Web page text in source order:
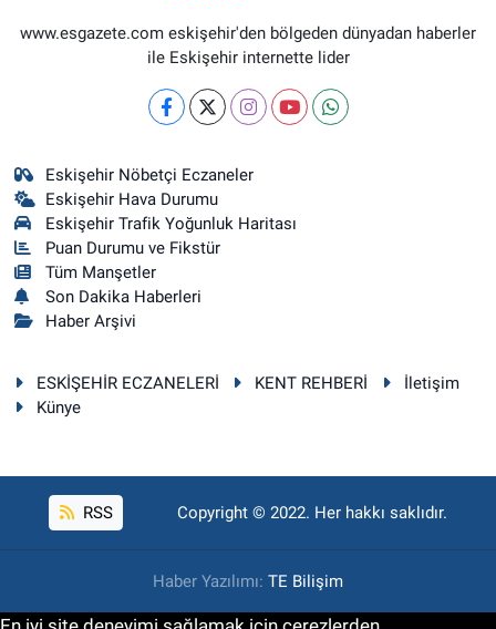
www.esgazete.com eskişehir'den bölgeden dünyadan haberler
ile Eskişehir internette lider
Eskişehir Nöbetçi Eczaneler
Eskişehir Hava Durumu
Eskişehir Trafik Yoğunluk Haritası
Puan Durumu ve Fikstür
Tüm Manşetler
Son Dakika Haberleri
Haber Arşivi
ESKİŞEHİR ECZANELERİ KENT REHBERİ
İletişim
Künye
RSS Copyright © 2022. Her hakkı saklıdır.
Haber Yazılımı: TE Bilişim